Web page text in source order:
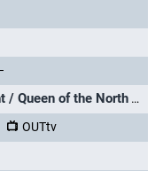
/ Queen of the North NL,
OUTtv